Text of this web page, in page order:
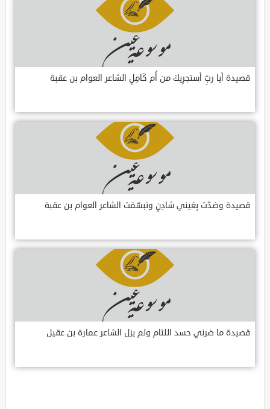
قصيدة أيا ربِّ أستجرِيكَ من أُم كَامِلٍ الشاعر العوام بن عقبة
قصيدة وصَدَّت بِعَيني شادِنٍ وتبسّمَت الشاعر العوام بن عقبة
قصيدة ما ضرني حسد اللئام ولم يزل الشاعر عمارة بن عقيل